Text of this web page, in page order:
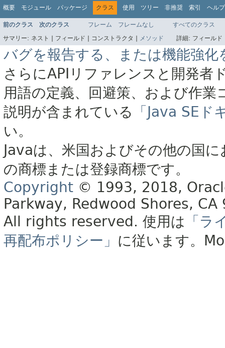
概要 モジュール パッケージ クラス 使用 ツリー 非推奨 索引 ヘルプ
前のクラス 次のクラス フレーム フレームなし
すべてのクラス
サマリー: ネスト | フィールド | コンストラクタ | メソッド 詳細: フィール
バグを報告する、または機能強化
さらにAPIリファレンスと開発者
用語の定義、回避策、および作
説明が含まれている
「Java SE
い。
Javaは、米国およびその他の国
の商標または登録商標です。
Copyright © 1993, 2018,
Parkway, Redwood Shores, CA
All rights reserved. 使用は 「ラ
再配布ポリシー」 に従います。